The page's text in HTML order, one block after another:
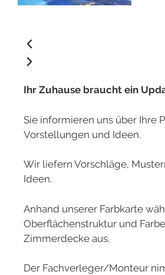
Ihr Zuhause braucht ein
Sie informieren uns über Ihre
Vorstellungen und Ideen.
Wir liefern Vorschläge,
Ideen.
Anhand unserer Farbkarte
Oberflächenstruktur und
Zimmerdecke aus.
Der Fachverleger/Monteur